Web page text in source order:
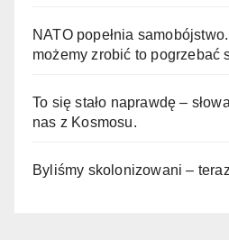
NATO popełnia
możemy zrobić to pogrzebać
To się stało naprawdę –
nas z Kosmosu.
Byliśmy skolonizowani –